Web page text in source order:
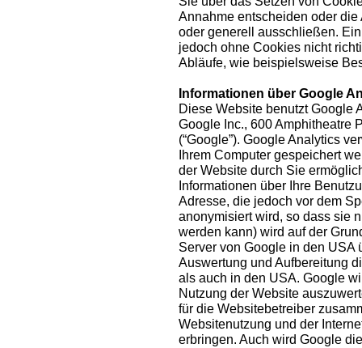
Annahme entscheiden oder
oder generell ausschließen.
jedoch ohne Cookies nicht
Abläufe, wie beispielsweise
Informationen über Google
Diese Website benutzt Google
Google Inc., 600 Amphitheatre
(“Google”). Google Analytics
Ihrem Computer gespeichert
der Website durch Sie
Informationen über Ihre
Adresse, die jedoch vor dem
anonymisiert wird, so dass sie
werden kann) wird auf der
Server von Google in den USA
Auswertung und Aufbereitung
als auch in den USA. Google
Nutzung der Website
für die Websitebetreiber
Websitenutzung und der
erbringen. Auch wird Google